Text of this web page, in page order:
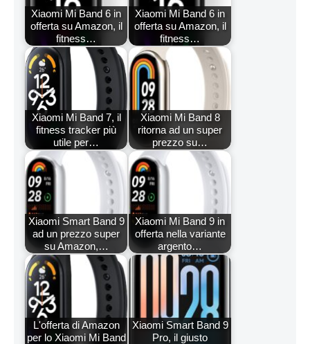
Xiaomi Mi Band 6 in
offerta su Amazon, il
fitness…
Xiaomi Mi Band 6 in
offerta su Amazon, il
fitness…
Xiaomi Mi Band 7, il
fitness tracker più
utile per…
Xiaomi Mi Band 8
ritorna ad un super
prezzo su…
Xiaomi Smart Band 9
ad un prezzo super
su Amazon,…
Xiaomi Mi Band 9 in
offerta nella variante
argento…
L'offerta di Amazon
per lo Xiaomi Mi Band
Xiaomi Smart Band 9
Pro, il giusto